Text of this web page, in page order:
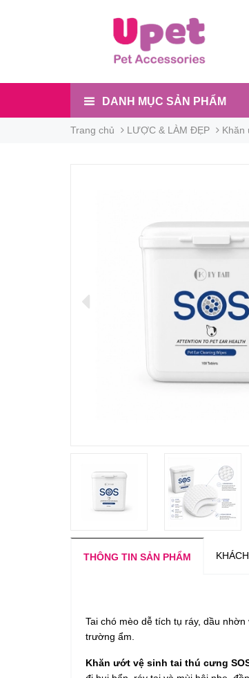
DANH MỤC SẢN PHẨM
Trang chủ LƯỢC & LÀM ĐẸP Khăn
THÔNG TIN SẢN PHẨM
Tai chó mèo dễ tích tụ ráy, dầu
trường ẩm.
Khăn ướt vệ sinh tai thú cưng